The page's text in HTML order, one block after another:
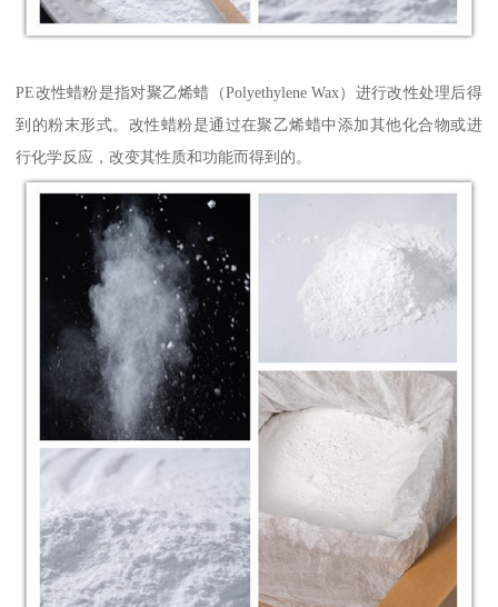
PE改性蜡粉是指对聚乙烯蜡（Polyethylene Wax）进行改性处理后得
到的粉末形式。改性蜡粉是通过在聚乙烯蜡中添加其他化合物或进
行化学反应，改变其性质和功能而得到的。